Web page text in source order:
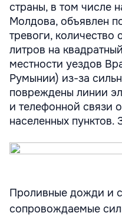
страны, в том числе
Молдова, объявлен
тревоги,
литров на
местности уездов
Румынии) из-за
повреждены линии
и телефонной связи
населенных пунктов.
Проливные дожди и
сопровождаемые